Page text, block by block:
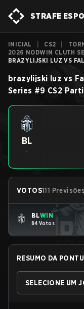
STRAFE
INICIAL CS2
2026 NODWIN CLUTH
BRAZYLIJSKI LUZ VS
brazylijski luz vs
Series #9 CS2
BL
-
VOTOS111 Previsões
BLWIN
84 Votos
RESUMO DA
SELECIONE UM